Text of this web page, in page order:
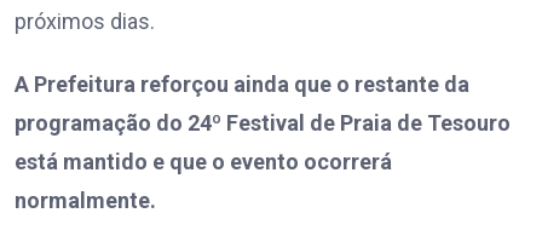
próximos dias.
A Prefeitura reforçou ainda que o restante da
programação do 24º Festival de Praia de Tesouro
está mantido e que o evento ocorrerá
normalmente.